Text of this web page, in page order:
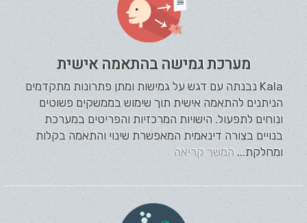
מערכת גמישה בהתאמה אישית
Kala נבנתה עם דגש על גמישות ומתן פתרונות מתקדמים
הניתנים להתאמה אישית תוך שימוש בממשקים פשוטים
ונוחים לתפעול. הישויות המרכזיות והפריטים במערכת
בנויים בצורה דינאמית המאפשרת שינוי והתאמה בקלות
ומחלקת... המשך קריאה